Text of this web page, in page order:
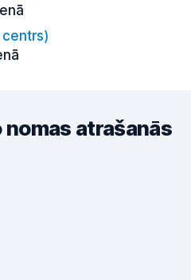
nomas atrašanās